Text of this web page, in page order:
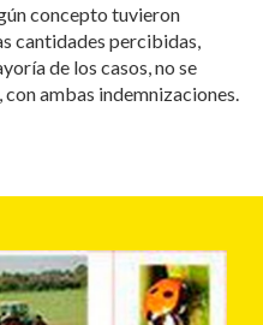
concepto tuvieron
cantidades percibidas,
de los casos, no se
ambas indemnizaciones.